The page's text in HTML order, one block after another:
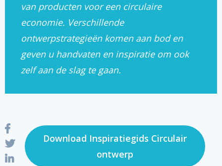
van producten voor een circulaire
economie. Verschillende
ontwerpstrategieën komen aan bod en
geven u handvaten en inspiratie om ook
zelf aan de slag te gaan.
Download Inspiratiegids Circulair
ontwerp